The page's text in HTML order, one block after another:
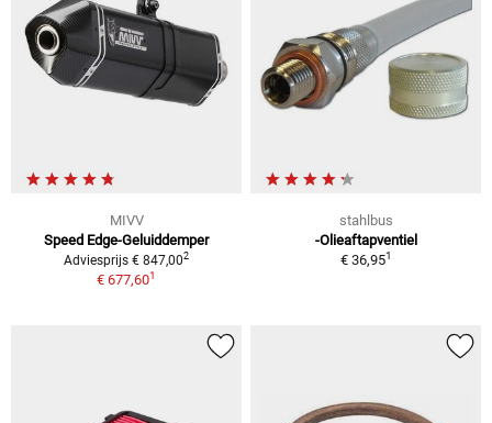
MIVV
Speed Edge-Geluiddemper
Adviesprijs € 847,002
€ 677,601
stahlbus
-Olieaftapventiel
€ 36,951